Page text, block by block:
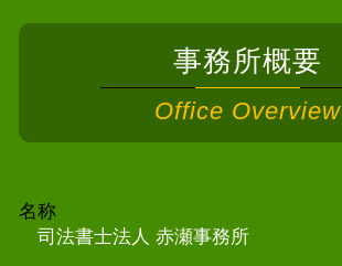
事務所概要
Office Overview
名称
司法書士法人 赤瀬事務所